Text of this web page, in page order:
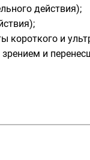
действия);
и
и